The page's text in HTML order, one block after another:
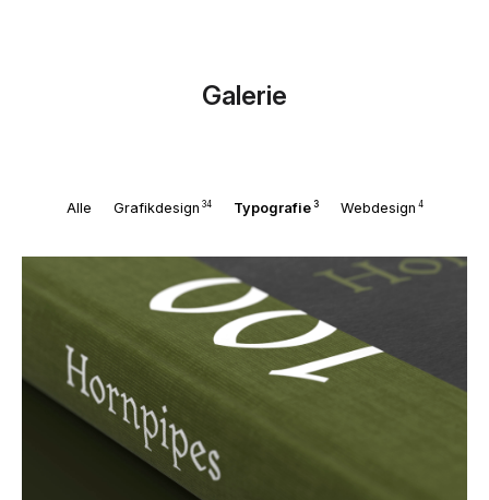
Galerie
Alle Grafikdesign 34 Typografie 3 Webdesign 4